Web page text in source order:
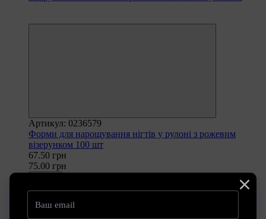
Артикул: 0236579
Форми для нарощування нігтів у рулоні з рожевим
візерунком 100 шт
67.50 грн
75.00 грн
Рекомендуємо